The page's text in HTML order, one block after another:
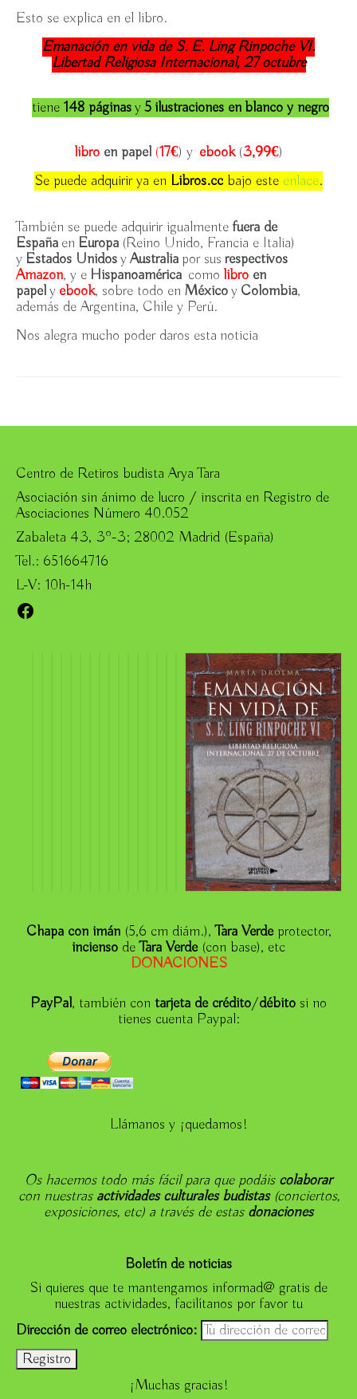
Esto se explica en el libro.
Emanación en vida de S. E. Ling Rinpoche VI.
Libertad Religiosa Internacional, 27 octubre
tiene 148 páginasy5 ilustraciones en blanco y negro
libro en papel (17€) y ebook(3,99€)
Se puede adquirir ya en Libros.ccbajo este enlace.
También se puede adquirir igualmente fuera de
España en Europa (Reino Unido, Francia e Italia)
y Estados UnidosyAustralia por sus respectivos
Amazon, y e Hispanoamérica como libro en
papely ebook, sobre todo en Méxicoy Colombia,
además de Argentina, Chile y Perú.
Nos alegra mucho poder daros esta noticia
Centro de Retiros budista Arya Tara
Asociación sin ánimo de lucro / inscrita en Registro de
Asociaciones Número 40.052
Zabaleta 43, 3º-3; 28002 Madrid (España)
Tel.: 651664716
L-V: 10h-14h
Facebook
Chapa con imán (5,6 cm diám.),Tara Verdeprotector,
incienso deTara Verde (con base), etc
DONACIONES
PayPal, también con tarjeta de crédito/débito si no
tienes cuenta Paypal:
Llámanos y ¡quedamos!
Os hacemos todo más fácil para que podáis colaborar
con nuestras actividades culturales budistas (conciertos,
exposiciones, etc) a través de estas donaciones
Boletín de noticias
Si quieres que te mantengamos informad@ gratis de
nuestras actividades, facilítanos por favor tu
Dirección de correo electrónico:
¡Muchas gracias!